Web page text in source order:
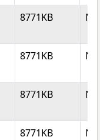
Postcode
8771KB
8771KB
8771KB
8771KB